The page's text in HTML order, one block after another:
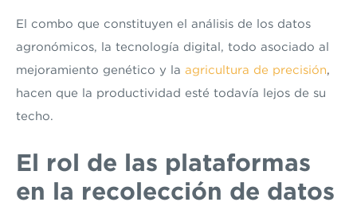
El combo que constituyen el análisis de los datos
agronómicos, la tecnología digital, todo asociado al
mejoramiento genético y la agricultura de precisión,
hacen que la productividad esté todavía lejos de su
techo.
El rol de las plataformas
en la recolección de datos